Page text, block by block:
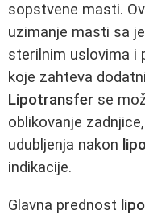
sopstvene masti.
uzimanje masti sa
sterilnim uslovima i
koje zahteva
Lipotransfer se
oblikovanje
udubljenja nakon
indikacije.
Glavna prednost